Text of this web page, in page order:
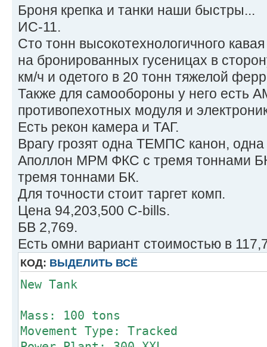
2 ER Micro Laser
CASE
10 Ultra AC/2
CASE
Ultra AC/2 Ammo (450)
10 Ultra AC/2
Manufacturer: Unknown
Primary Factory: Unknown
Communication System: Unknown
Targeting & Tracking System:
Introduction Year: 3145
Tech Rating/Availability: F/X-X-X-
Cost: 30,342,167 C-bills
Type: New
Technology Base: Mixed
Movement Type: Tracked
Tonnage: 100
Battle Value: 889
Internal
Engine 100
Cruising MP: 1
Heat
Control
Броня крепка и танки наши быстры...
ИС-11.
Сто тонн высокотехнологичного
на бронированных гусеницах в
км/ч и одетого в 20 тонн тяжелой
Также для самообороны у него есть
противопехотных модуля и
Есть рекон камера и ТАГ.
Врагу грозят одна ТЕМПС канон,
Аполлон МРМ ФКС с тремя тоннами
тремя тоннами БК.
Для точности стоит таргет комп.
Цена 94,203,500 C-bills.
БВ 2,769.
Есть омни вариант стоимостью в
КОД: ВЫДЕЛИТЬ ВСЁ
New Tank
Mass: 100 tons
Movement Type: Tracked